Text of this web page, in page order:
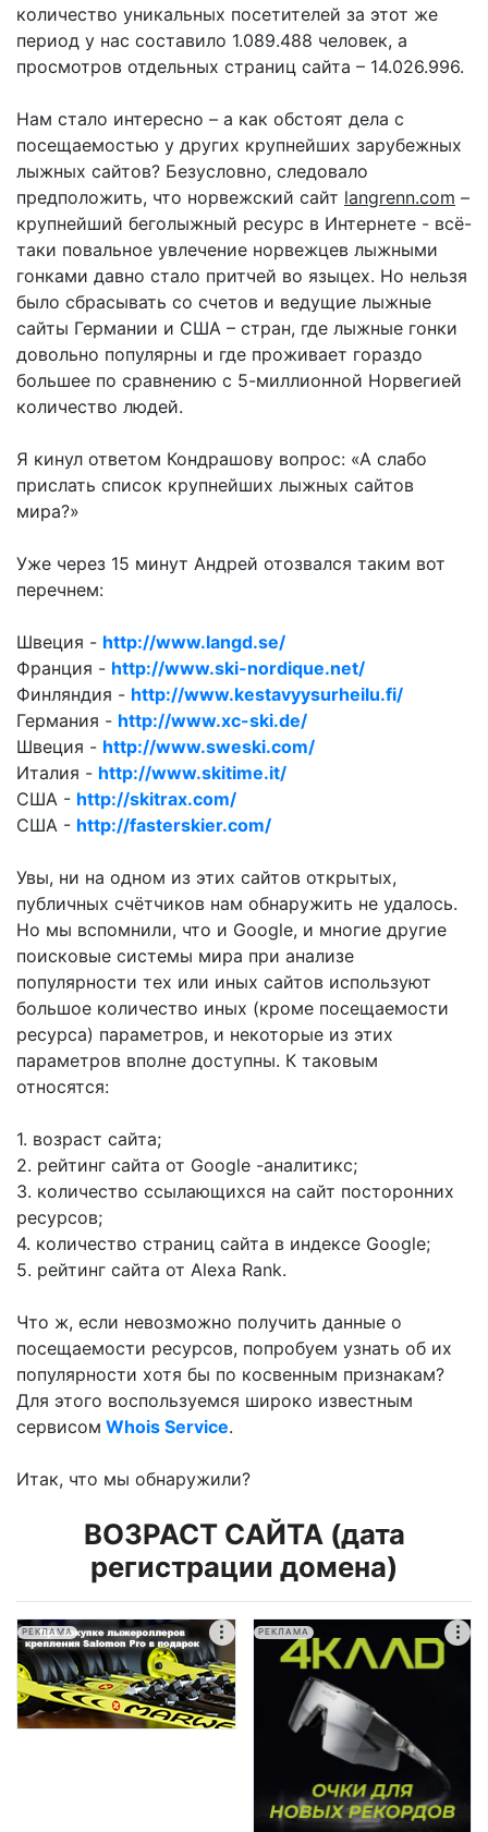
количество уникальных посетителей за этот же
период у нас составило 1.089.488 человек, а
просмотров отдельных страниц сайта – 14.026.996.
Нам стало интересно – а как обстоят дела с
посещаемостью у других крупнейших зарубежных
лыжных сайтов? Безусловно, следовало
предположить, что норвежский сайт langrenn.com –
крупнейший беголыжный ресурс в Интернете - всё-
таки повальное увлечение норвежцев лыжными
гонками давно стало притчей во языцех. Но нельзя
было сбрасывать со счетов и ведущие лыжные
сайты Германии и США – стран, где лыжные гонки
довольно популярны и где проживает гораздо
большее по сравнению с 5-миллионной Норвегией
количество людей.
Я кинул ответом Кондрашову вопрос: «А слабо
прислать список крупнейших лыжных сайтов
мира?»
Уже через 15 минут Андрей отозвался таким вот
перечнем:
Швеция - http://www.langd.se/
Франция - http://www.ski-nordique.net/
Финляндия - http://www.kestavyysurheilu.fi/
Германия - http://www.xc-ski.de/
Швеция - http://www.sweski.com/
Италия - http://www.skitime.it/
США - http://skitrax.com/
США - http://fasterskier.com/
Увы, ни на одном из этих сайтов открытых,
публичных счётчиков нам обнаружить не удалось.
Но мы вспомнили, что и Google, и многие другие
поисковые системы мира при анализе
популярности тех или иных сайтов используют
большое количество иных (кроме посещаемости
ресурса) параметров, и некоторые из этих
параметров вполне доступны. К таковым
относятся:
1. возраст сайта;
2. рейтинг сайта от Google -аналитикс;
3. количество ссылающихся на сайт посторонних
ресурсов;
4. количество страниц сайта в индексе Google;
5. рейтинг сайта от Alexa Rank.
Что ж, если невозможно получить данные о
посещаемости ресурсов, попробуем узнать об их
популярности хотя бы по косвенным признакам?
Для этого воспользуемся широко известным
сервисом Whois Service.
Итак, что мы обнаружили?
ВОЗРАСТ САЙТА (дата
регистрации домена)
РЕКЛАМА РЕКЛАМА